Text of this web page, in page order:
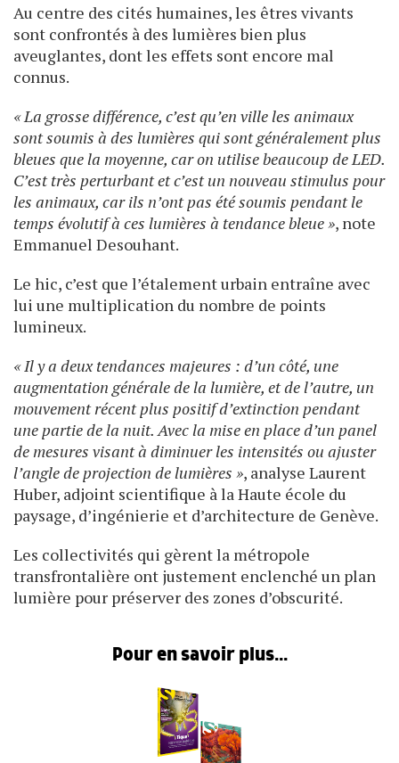
Au centre des cités humaines, les êtres vivants
sont confrontés à des lumières bien plus
aveuglantes, dont les effets sont encore mal
connus.
« La grosse différence, c’est qu’en ville les animaux
sont soumis à des lumières qui sont généralement plus
bleues que la moyenne, car on utilise beaucoup de LED.
C’est très perturbant et c’est un nouveau stimulus pour
les animaux, car ils n’ont pas été soumis pendant le
temps évolutif à ces lumières à tendance bleue », note
Emmanuel Desouhant.
Le hic, c’est que l’étalement urbain entraîne avec
lui une multiplication du nombre de points
lumineux.
« Il y a deux tendances majeures : d’un côté, une
augmentation générale de la lumière, et de l’autre, un
mouvement récent plus positif d’extinction pendant
une partie de la nuit. Avec la mise en place d’un panel
de mesures visant à diminuer les intensités ou ajuster
l’angle de projection de lumières », analyse Laurent
Huber, adjoint scientifique à la Haute école du
paysage, d’ingénierie et d’architecture de Genève.
Les collectivités qui gèrent la métropole
transfrontalière ont justement enclenché un plan
lumière pour préserver des zones d’obscurité.
Pour en savoir plus...